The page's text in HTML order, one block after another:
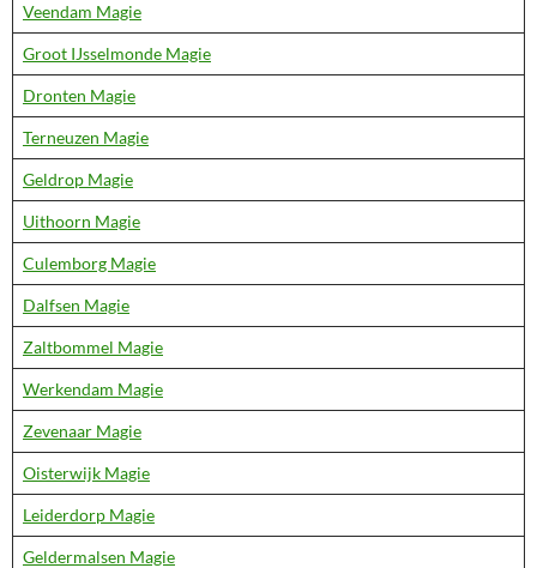
Veendam Magie
Groot IJsselmonde Magie
Dronten Magie
Terneuzen Magie
Geldrop Magie
Uithoorn Magie
Culemborg Magie
Dalfsen Magie
Zaltbommel Magie
Werkendam Magie
Zevenaar Magie
Oisterwijk Magie
Leiderdorp Magie
Geldermalsen Magie